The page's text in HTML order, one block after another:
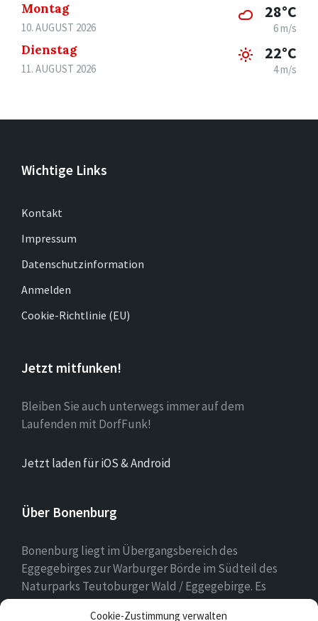
Cookie-Zustimmung verwalten
Montag
10. AUGUST 2026
28°C
6 m/s
Dienstag
11. AUGUST 2026
22°C
4 m/s
Wichtige Links
Kontakt
Impressum
Datenschutzinformation
Anmelden
Cookie-Richtlinie (EU)
Jetzt mitfunken!
Bleiben Sie auch unterwegs immer auf dem
Laufenden mit DorfFunk!
Jetzt laden für iOS & Android
Über Bonenburg
Bonenburg liegt im Übergangsbereich des
Eggegebirges zur Warburger Börde im Südteil des
Naturparks Teutoburger Wald / Eggegebirge. Es
gehört zur Stadt Warburg und dem Kreis Höxter in